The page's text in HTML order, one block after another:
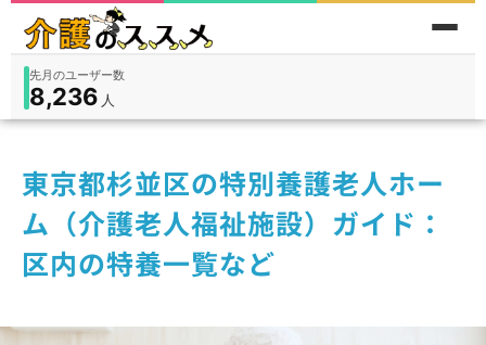
在宅9,360入所3,194
人
累計問い合わせ数
185件
東京都杉並区の特別養護老人ホー
ム（介護老人福祉施設）ガイド：
区内の特養一覧など